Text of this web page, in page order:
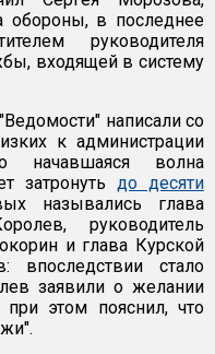
в последнее
руководителя
входящей в систему
написали со
к администрации
начавшаяся волна
затронуть до десяти
назывались глава
руководитель
и глава Курской
впоследствии стало
заявили о желании
при этом пояснил, что